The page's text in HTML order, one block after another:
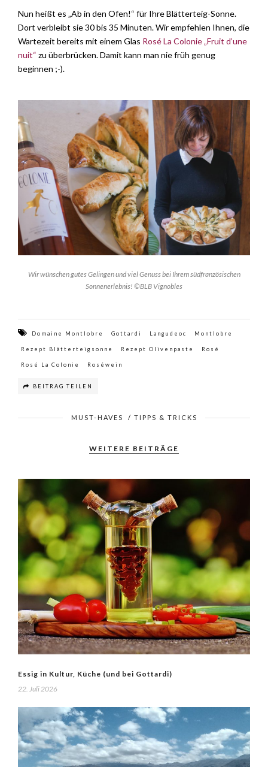
Nun heißt es „Ab in den Ofen!“ für Ihre Blätterteig-Sonne.
Dort verbleibt sie 30 bis 35 Minuten. Wir empfehlen Ihnen, die
Wartezeit bereits mit einem Glas Rosé La Colonie „Fruit d’une
nuit“ zu überbrücken. Damit kann man nie früh genug
beginnen ;-).
Wir wünschen gutes Gelingen und viel Genuss bei Ihrem südfranzösischen
Sonnenerlebnis! ©BLB Vignobles
Domaine Montlobre Gottardi Langudeoc Montlobre
Rezept Blätterteigsonne Rezept Olivenpaste Rosé
Rosé La Colonie Roséwein
BEITRAG TEILEN
MUST-HAVES / TIPPS & TRICKS
WEITERE BEITRÄGE
Essig in Kultur, Küche (und bei Gottardi)
22. Juli 2026